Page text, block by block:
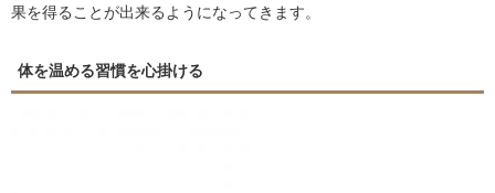
果を得ることが出来るようになってきます。
体を温める習慣を心掛ける